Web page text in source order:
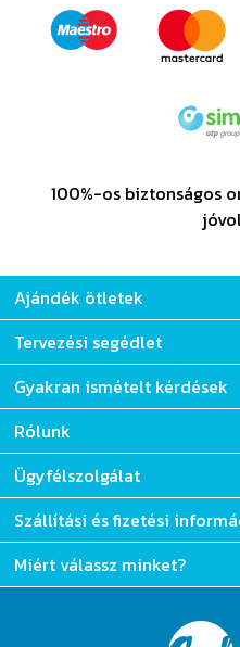
100%-os biztonságos
Ajándék ötletek
Tervezési segédlet
Gyakran ismételt kérdések
Rólunk
Ügyfélszolgálat
Szállítási és fizetési
Miért válassz minket?